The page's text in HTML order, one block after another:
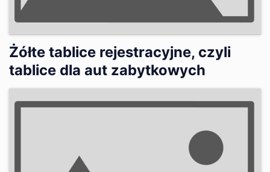
Żółte tablice rejestracyjne, czyli
tablice dla aut zabytkowych